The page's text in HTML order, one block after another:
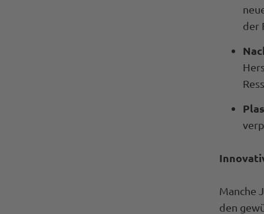
der
Manche
den